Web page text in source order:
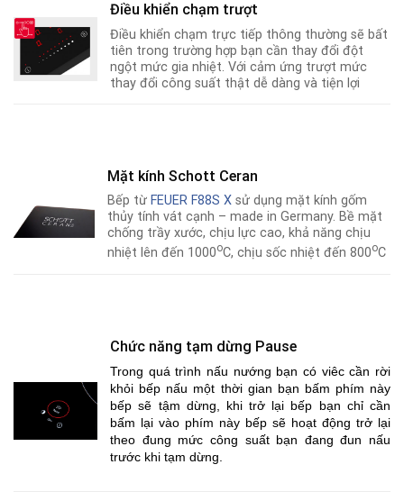
Điều khiển chạm trượt
Điều khiển chạm trực tiếp thông thường sẽ bất
tiên trong trường hợp bạn cần thay đổi đột
ngột mức gia nhiệt. Với cảm ứng trượt mức
thay đổi công suất thật dễ dàng và tiện lợi
Mặt kính Schott Ceran
Bếp từ FEUER F88S X sử dụng mặt kính gốm
thủy tính vát cạnh – made in Germany. Bề mặt
chống trầy xước, chịu lực cao, khả năng chịu
nhiệt lên đến 1000oC, chịu sốc nhiệt đến 800oC
Chức năng tạm dừng Pause
Trong quá trình nấu nướng bạn có viêc cần rời
khỏi bếp nấu một thời gian bạn bấm phím này
bếp sẽ tậm dừng, khi trở lại bếp bạn chỉ cần
bấm lại vào phím này bếp sẽ hoạt động trở lại
theo đung mức công suất bạn đang đun nấu
trước khi tạm dừng.